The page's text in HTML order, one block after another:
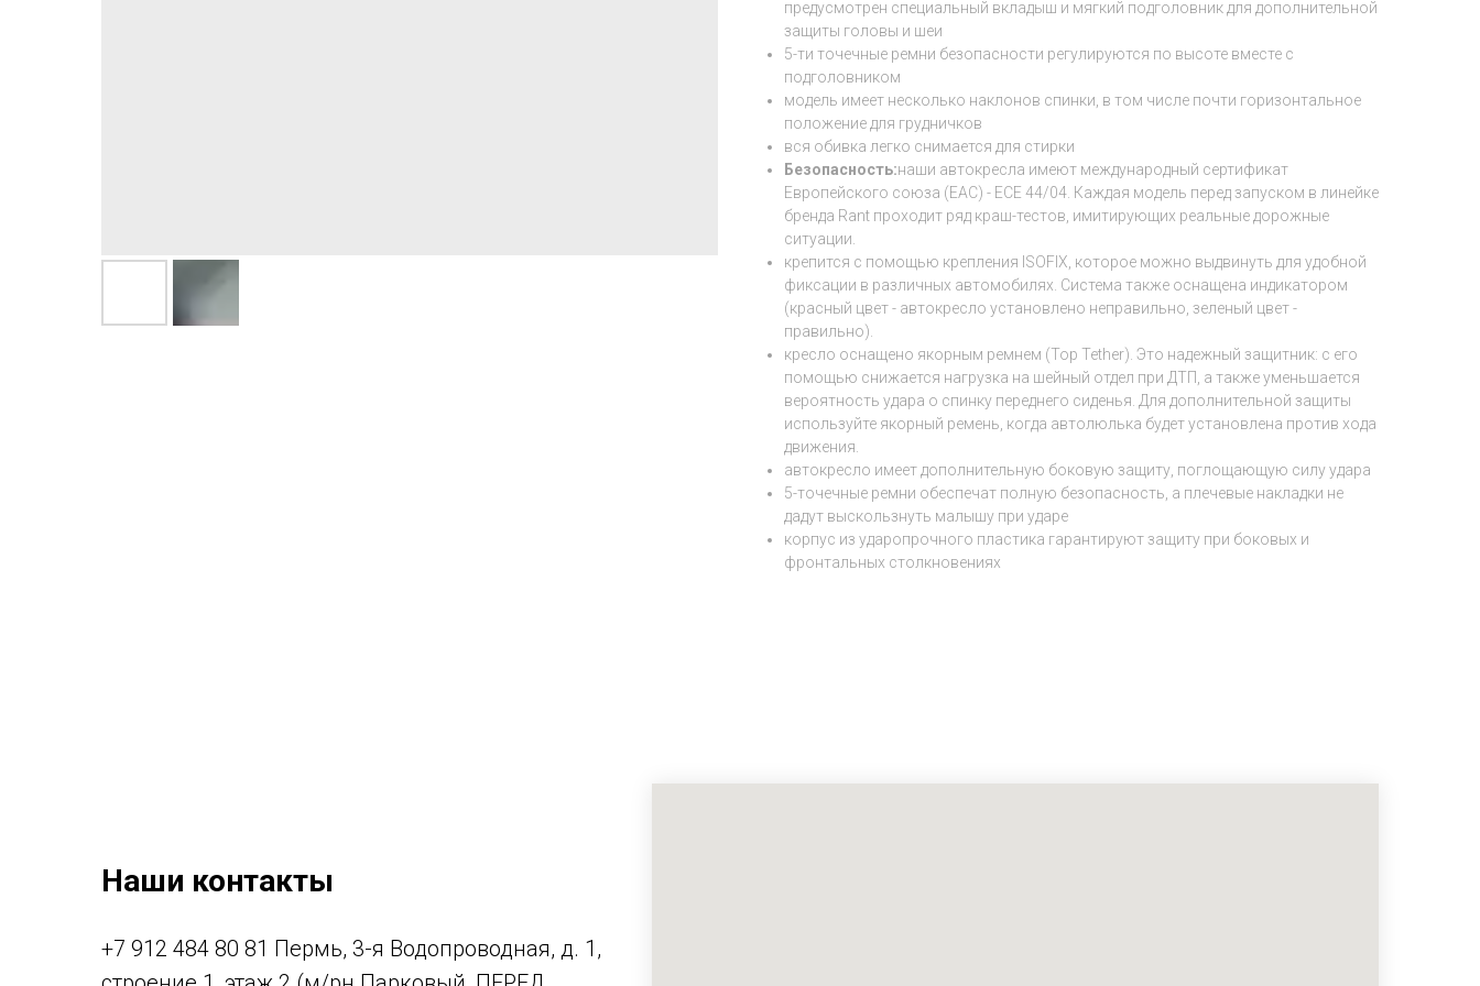
предусмотрен специальный вкладыш и мягкий подголовник для дополнительной
защиты головы и шеи
5-ти точечные ремни безопасности регулируются по высоте вместе с
подголовником
модель имеет несколько наклонов спинки, в том числе почти горизонтальное
положение для грудничков
вся обивка легко снимается для стирки
Безопасность:наши автокресла имеют международный сертификат
Европейского союза (EAC) - ECE 44/04. Каждая модель перед запуском в линейке
бренда Rant проходит ряд краш-тестов, имитирующих реальные дорожные
ситуации.
крепится с помощью крепления ISOFIX, которое можно выдвинуть для удобной
фиксации в различных автомобилях. Система также оснащена индикатором
(красный цвет - автокресло установлено неправильно, зеленый цвет -
правильно).
кресло оснащено якорным ремнем (Top Tether). Это надежный защитник: с его
помощью снижается нагрузка на шейный отдел при ДТП, а также уменьшается
вероятность удара о спинку переднего сиденья. Для дополнительной защиты
используйте якорный ремень, когда автолюлька будет установлена против хода
движения.
автокресло имеет дополнительную боковую защиту, поглощающую силу удара
5-точечные ремни обеспечат полную безопасность, а плечевые накладки не
дадут выскользнуть малышу при ударе
корпус из ударопрочного пластика гарантируют защиту при боковых и
фронтальных столкновениях
Наши контакты
+7 912 484 80 81 Пермь, 3-я Водопроводная, д. 1,